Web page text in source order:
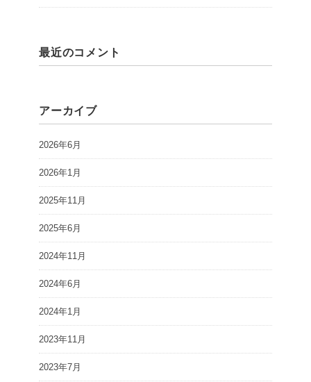
最近のコメント
アーカイブ
2026年6月
2026年1月
2025年11月
2025年6月
2024年11月
2024年6月
2024年1月
2023年11月
2023年7月